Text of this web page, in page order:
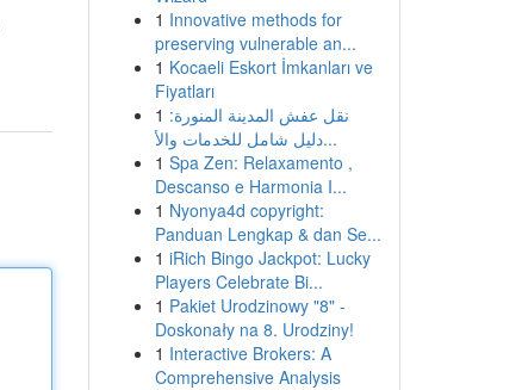
1 Innovative methods for
preserving vulnerable an...
1 Kocaeli Eskort İmkanları ve
Fiyatları
1 نقل عفش المدينة المنورة:
دليل شامل للخدمات والأ...
1 Spa Zen: Relaxamento ,
Descanso e Harmonia I...
1 Nyonya4d copyright:
Panduan Lengkap & dan Se...
1 iRich Bingo Jackpot: Lucky
Players Celebrate Bi...
1 Pakiet Urodzinowy "8" -
Doskonały na 8. Urodziny!
1 Interactive Brokers: A
Comprehensive Analysis